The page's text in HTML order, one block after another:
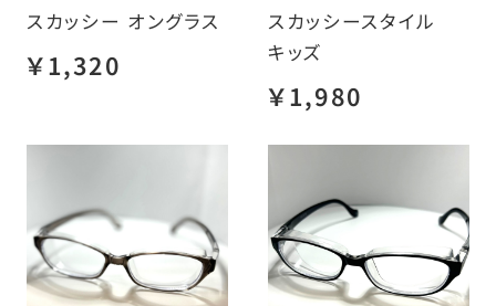
スカッシー オングラス
￥1,320
スカッシースタイル
キッズ
￥1,980